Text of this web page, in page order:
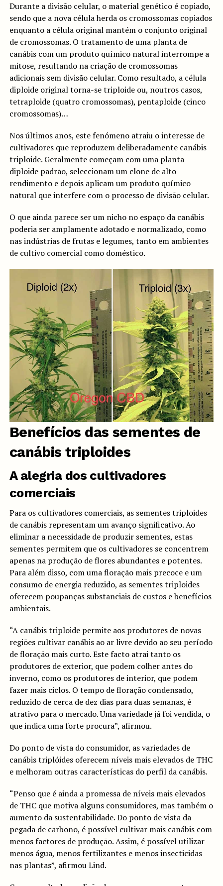
Durante a divisão celular, o material genético é copiado,
sendo que a nova célula herda os cromossomas copiados
enquanto a célula original mantém o conjunto original
de cromossomas. O tratamento de uma planta de
canábis com um produto químico natural interrompe a
mitose, resultando na criação de cromossomas
adicionais sem divisão celular. Como resultado, a célula
diploide original torna-se triploide ou, noutros casos,
tetraploide (quatro cromossomas), pentaploide (cinco
cromossomas)…
Nos últimos anos, este fenómeno atraiu o interesse de
cultivadores que reproduzem deliberadamente canábis
triploide. Geralmente começam com uma planta
diploide padrão, seleccionam um clone de alto
rendimento e depois aplicam um produto químico
natural que interfere com o processo de divisão celular.
O que ainda parece ser um nicho no espaço da canábis
poderia ser amplamente adotado e normalizado, como
nas indústrias de frutas e legumes, tanto em ambientes
de cultivo comercial como doméstico.
Benefícios das sementes de
canábis triploides
A alegria dos cultivadores
comerciais
Para os cultivadores comerciais, as sementes triploides
de canábis representam um avanço significativo. Ao
eliminar a necessidade de produzir sementes, estas
sementes permitem que os cultivadores se concentrem
apenas na produção de flores abundantes e potentes.
Para além disso, com uma floração mais precoce e um
consumo de energia reduzido, as sementes triploides
oferecem poupanças substanciais de custos e benefícios
ambientais.
“A canábis triploide permite aos produtores de novas
regiões cultivar canábis ao ar livre devido ao seu período
de floração mais curto. Este facto atrai tanto os
produtores de exterior, que podem colher antes do
inverno, como os produtores de interior, que podem
fazer mais ciclos. O tempo de floração condensado,
reduzido de cerca de dez dias para duas semanas, é
atrativo para o mercado. Uma variedade já foi vendida, o
que indica uma forte procura”, afirmou.
Do ponto de vista do consumidor, as variedades de
canábis triplóides oferecem níveis mais elevados de THC
e melhoram outras características do perfil da canábis.
“Penso que é ainda a promessa de níveis mais elevados
de THC que motiva alguns consumidores, mas também o
aumento da sustentabilidade. Do ponto de vista da
pegada de carbono, é possível cultivar mais canábis com
menos factores de produção. Assim, é possível utilizar
menos água, menos fertilizantes e menos insecticidas
nas plantas”, afirmou Lind.